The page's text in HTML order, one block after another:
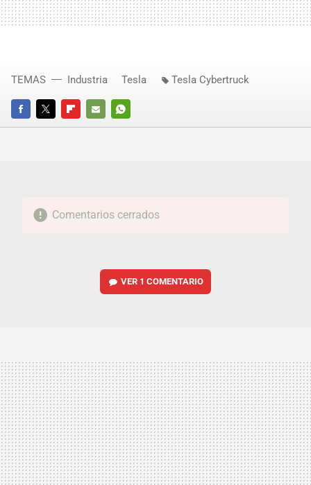
FACEBOOKTWITTERFLIPBOARD
E-
WHATSAPP
TEMAS Industria Tesla Tesla Cybertruck
Comentarios cerrados
VER 1 COMENTARIO